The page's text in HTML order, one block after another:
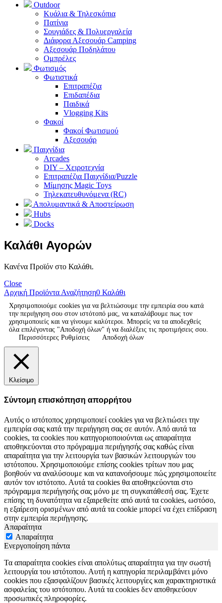
Outdoor
Κυάλια & Τηλεσκόπια
Πατίνια
Σουγιάδες & Πολυεργαλεία
Διάφορα Αξεσουάρ Camping
Αξεσουάρ Ποδηλάτου
Ομπρέλες
Φωτισμός
Φωτιστικά
Επιτραπέζια
Επιδαπέδια
Παιδικά
Vlogging Kits
Φακοί
Φακοί Φωτισμού
Αξεσουάρ
Παιχνίδια
Arcades
DIY – Χειροτεχνία
Επιτραπέζια Παιχνίδια/Puzzle
Μίμησης Magic Toys
Τηλεκατευθυνόμενα (RC)
Απολυμαντικά & Αποστείρωση
Hubs
Docks
Καλάθι Αγορών
Κανένα Προϊόν στο Καλάθι.
Close
Αρχική Προϊόντα Αναζήτηση0 Καλάθι
Χρησιμοποιούμε cookies για να βελτιώσουμε την εμπειρία σου κατά
την περιήγηση σου στον ιστότοπό μας, να καταλάβουμε πως τον
χρησιμοποιείς και να γίνουμε καλύτεροι. Μπορείς να τα αποδεχθείς
όλα επιλέγοντας "Αποδοχή όλων" ή να διαλέξεις τις προτιμήσεις σου.
Περισσότερες Ρυθμίσεις
Αποδοχή όλων
Κλείσιμο
Σύντομη επισκόπηση απορρήτου
Αυτός ο ιστότοπος χρησιμοποιεί cookies για να βελτιώσει την
εμπειρία σας κατά την περιήγηση σας σε αυτόν. Από αυτά τα
cookies, τα cookies που κατηγοριοποιούνται ως απαραίτητα
αποθηκεύονται στο πρόγραμμα περιήγησής σας καθώς είναι
απαραίτητα για την λειτουργία των βασικών λειτουργιών του
ιστότοπου. Χρησιμοποιούμε επίσης cookies τρίτων που μας
βοηθούν να αναλύσουμε και να κατανοήσουμε πώς χρησιμοποιείτε
αυτόν τον ιστότοπο. Αυτά τα cookies θα αποθηκεύονται στο
πρόγραμμα περιήγησής σας μόνο με τη συγκατάθεσή σας. Έχετε
επίσης τη δυνατότητα να εξαιρεθείτε από αυτά τα cookies, ωστόσο,
η εξαίρεση ορισμένων από αυτά τα cookie μπορεί να έχει επίδραση
στην εμπειρία περιήγησης.
Απαραίτητα
Απαραίτητα
Ενεργοποίηση πάντα
Τα απαραίτητα cookies είναι απολύτως απαραίτητα για την σωστή
λειτουργία του ιστότοπου. Αυτή η κατηγορία περιλαμβάνει μόνο
cookies που εξασφαλίζουν βασικές λειτουργίες και χαρακτηριστικά
ασφαλείας του ιστότοπου. Αυτά τα cookies δεν αποθηκεύουν
προσωπικές πληροφορίες.